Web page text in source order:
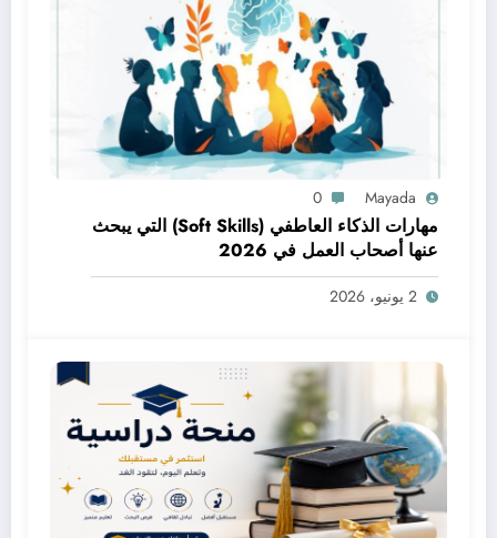
Mayada
0
مهارات الذكاء العاطفي (Soft Skills) التي يبحث
عنها أصحاب العمل في 2026
2 يونيو، 2026